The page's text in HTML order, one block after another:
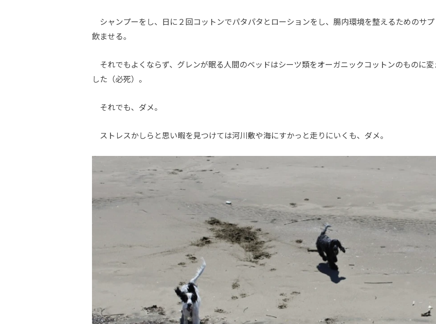
シャンプーをし、日に２回コットンでパタパタとローションをし、腸内環境を整えるためのサ
飲ませる。
それでもよくならず、グレンが眠る人間のベッドはシーツ類をオーガニックコットンのものに
した（必死）。
それでも、ダメ。
ストレスかしらと思い暇を見つけては河川敷や海にすかっと走りにいくも、ダメ。